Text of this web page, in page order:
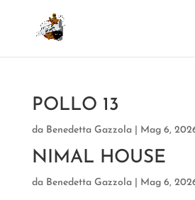
POLLO 13
da Benedetta Gazzola| Mag 6,
NIMAL HOUSE
da Benedetta Gazzola| Mag 6,